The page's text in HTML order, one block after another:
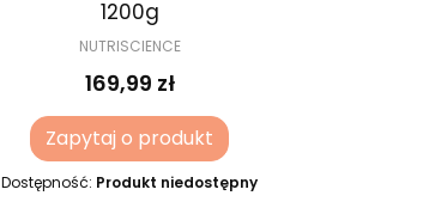
1200g
NUTRISCIENCE
169,99 zł
Zapytaj o produkt
Dostępność: Produkt niedostępny